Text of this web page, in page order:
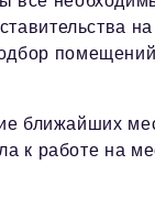
ближайших
к работе на